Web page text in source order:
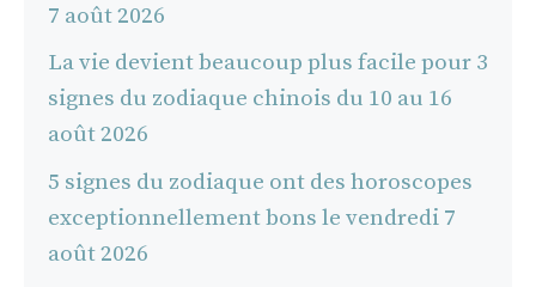
7 août 2026
La vie devient beaucoup plus facile pour 3
signes du zodiaque chinois du 10 au 16
août 2026
5 signes du zodiaque ont des horoscopes
exceptionnellement bons le vendredi 7
août 2026